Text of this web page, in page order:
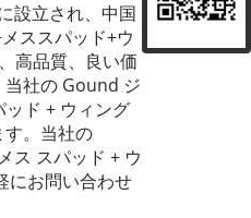
設立され、中国
ススパッド+ウ
高品質、良い価
当社の Gound ジ
ッド + ウィング
。当社の
ス スパッド + ウ
にお問い合わせ